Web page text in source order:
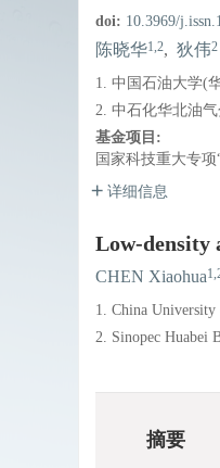
doi: 10.3969/
陈晓华1,2, 狄伟2
1. 中国石油大学(
2. 中石化华北油
基金项目:
国家科技重大专
详细信息
Low-density
CHEN Xiaohua
1. China University
2. Sinopec Huabei
摘要